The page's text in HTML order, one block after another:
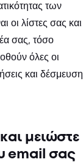
των
οι λίστες σας και
σας, τόσο
όλες οι
και δέσμευση
μειώστε
email σας